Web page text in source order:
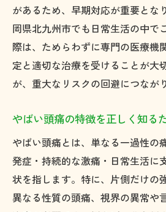
があるため、早期対応が重要とな
岡県北九州市でも日常生活の中で
際は、ためらわずに専門の医療機
定と適切な治療を受けることが大
が、重大なリスクの回避につなが
やばい頭痛の特徴を正しく知る
やばい頭痛とは、単なる一過性の
発症・持続的な激痛・日常生活に
状を指します。特に、片側だけの
異なる性質の頭痛、視界の異常や